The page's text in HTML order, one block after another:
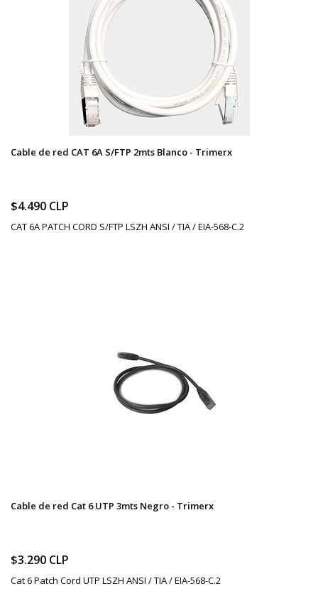
Cable de red CAT 6A S/FTP 2mts Blanco - Trimerx
$4.490 CLP
CAT 6A PATCH CORD S/FTP LSZH ANSI / TIA / EIA-568-C.2
Cable de red Cat 6 UTP 3mts Negro - Trimerx
$3.290 CLP
Cat 6 Patch Cord UTP LSZH ANSI / TIA / EIA-568-C.2